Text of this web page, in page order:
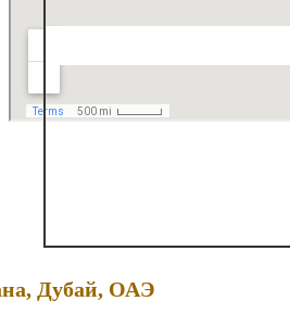
Дубай, ОАЭ